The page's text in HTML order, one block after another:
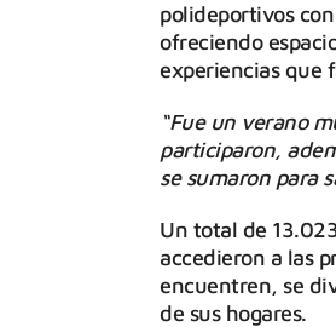
polideportivos
ofreciendo
experiencias que
“Fue un verano
participaron,
se sumaron para
Un total de
accedieron a las
encuentren, se
de sus hogares.